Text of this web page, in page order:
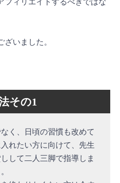
フィリエイトするべきではな
ざいました。
その1
く、日頃の習慣も改めて
れたい方に向けて、先生
して二人三脚で指導しま